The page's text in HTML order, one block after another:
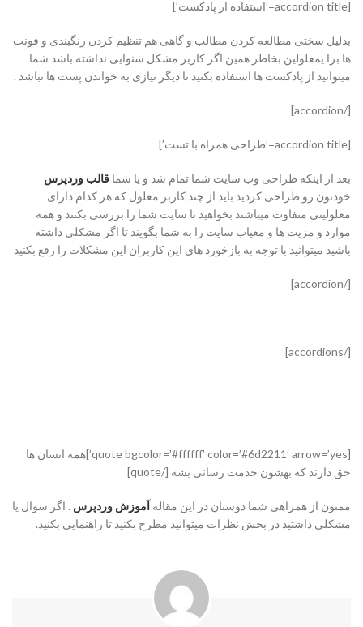
[accordion title=’استفاده از پادکست’]
بدلیل سختی مطالعه کردن مطالب و گاهی هم تنظیم کردن رنگبندی و فونت
ها برا یمعلولین بخاطر همین اگر کاربر مشکل شنوایی نداشته باشد شما
میتوانید از پادکست ها استفاده بکنید تا دیگر نیازی به خواندن پست ها نباشد .
[/accordion]
[accordion title=’طراحی همراه با تست’]
بعد از اینکه طراحی وب سایت شما تمام شد و یا شما قالب وردپرس
خودتون رو طراحی کردید باید از چند کاربر معلول که هر کدام دارای
معلولیتی متفاوت میباشند بخواهید تا سایت شما را بررسی بکنند و همه
موارد و مزیت ها و معیاب سایت را به شما بگویند تا اگر مشکلی داشته
باشید میتوانید با توجه به بازخورد های این کاربران این مشکلات را رفع بکنید
[/accordion]
[/accordions]
[quote bgcolor=’#ffffff’ color=’#6d2211′ arrow=’yes’]همه انسان ها
حق دارند که بهشون خدمت رسانی بشه [/quote]
ممنون از همراهی شما دوستان در این مقاله آموزش وردپرس . اگر سوال یا
مشکلی داشتید در بخش نظرات میتوانید مطرح بکنید تا راهنمایی بکنید.